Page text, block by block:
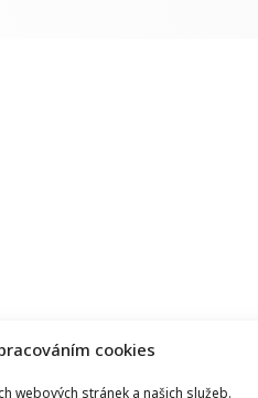
cookies
webových stránek a našich služeb.